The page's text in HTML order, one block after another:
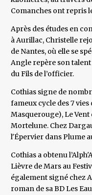
Comanches ont repris
Après des études en
à Aurillac, Christelle
de Nantes, où elle se
Angle repère son
du Fils de l’officier.
Cothias signe de
fameux cycle des 7
Masquerouge), Le Vent
Mortelune. Chez
l'Épervier dans Plume
Cothias a obtenu
Lièvre de Mars au
également signé chez
roman de sa BD Les